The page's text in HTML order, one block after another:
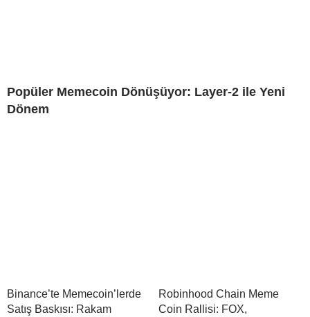
Popüler Memecoin Dönüşüyor: Layer-2 ile Yeni
Dönem
Binance’te Memecoin’lerde
Satış Baskısı: Rakam
Robinhood Chain Meme
Coin Rallisi: FOX,